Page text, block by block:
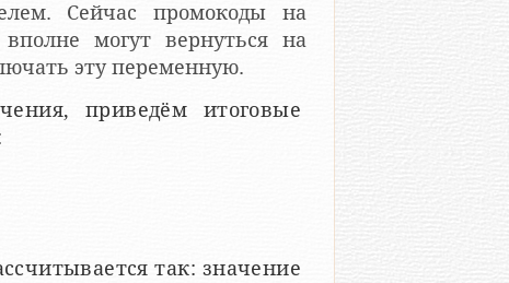
Сейчас промокоды на
могут вернуться на
эту переменную.
приведём итоговые
так: значение